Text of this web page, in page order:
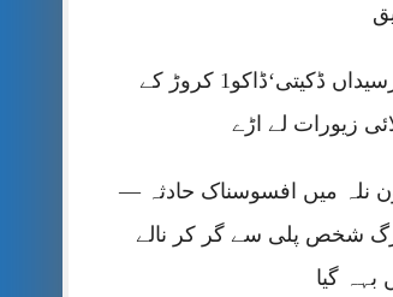
کلرسیداں ڈکیتی‘ڈاکو1 کروڑ کے
زیورات لے اڑے
نلہ میں افسوسناک حادثہ —
شخص پلی سے گر کر نالے
بہہ گیا